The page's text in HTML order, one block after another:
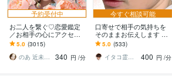
予約受付中
お二人を繋ぐ♡恋愛鑑定
／お相手の心にアクセス
します お相手の温度感／
片思い／複雑／復縁／遠
距離／全世代鑑定中❣
5.0 (3015)
のあ 近未来鑑定師 TR OR LE
340 円 /分
今すぐ相談可能
口寄せで相手の気持ちを
そのままお伝えします 現
状を把握し未来を切り開
く方法を具体的にお伝え
します
5.0 (533)
イタコ霊能者 豊珠
400 円 /分